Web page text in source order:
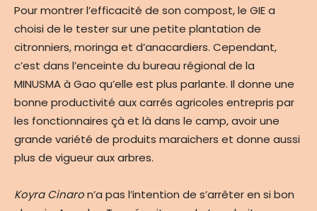
Pour montrer l’efficacité de son compost, le GIE a
choisi de le tester sur une petite plantation de
citronniers, moringa et d’anacardiers. Cependant,
c’est dans l’enceinte du bureau régional de la
MINUSMA à Gao qu’elle est plus parlante. Il donne une
bonne productivité aux carrés agricoles entrepris par
les fonctionnaires çà et là dans le camp, avoir une
grande variété de produits maraichers et donne aussi
plus de vigueur aux arbres.
Koyra Cinaron’a pas l’intention de s’arrêter en si bon